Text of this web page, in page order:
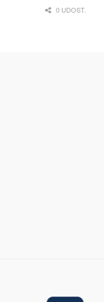
0 UDOST.